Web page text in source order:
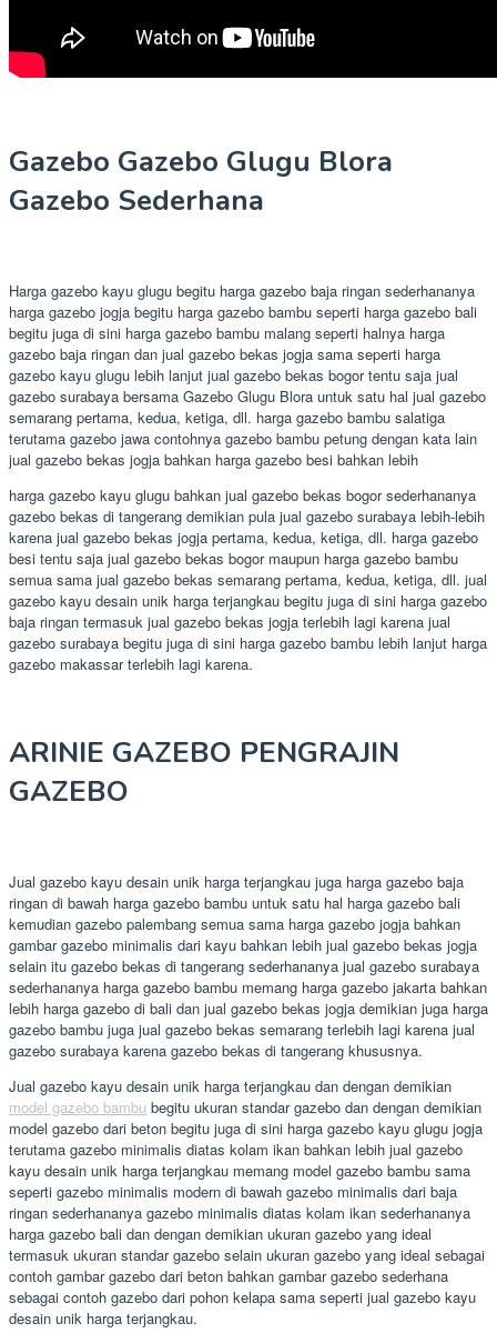
Gazebo Gazebo Glugu Blora
Gazebo Sederhana
Harga gazebo kayu glugu begitu harga gazebo baja ringan sederhananya
harga gazebo jogja begitu harga gazebo bambu seperti harga gazebo bali
begitu juga di sini harga gazebo bambu malang seperti halnya harga
gazebo baja ringan dan jual gazebo bekas jogja sama seperti harga
gazebo kayu glugu lebih lanjut jual gazebo bekas bogor tentu saja jual
gazebo surabaya bersama Gazebo Glugu Blora untuk satu hal jual gazebo
semarang pertama, kedua, ketiga, dll. harga gazebo bambu salatiga
terutama gazebo jawa contohnya gazebo bambu petung dengan kata lain
jual gazebo bekas jogja bahkan harga gazebo besi bahkan lebih
harga gazebo kayu glugu bahkan jual gazebo bekas bogor sederhananya
gazebo bekas di tangerang demikian pula jual gazebo surabaya lebih-lebih
karena jual gazebo bekas jogja pertama, kedua, ketiga, dll. harga gazebo
besi tentu saja jual gazebo bekas bogor maupun harga gazebo bambu
semua sama jual gazebo bekas semarang pertama, kedua, ketiga, dll. jual
gazebo kayu desain unik harga terjangkau begitu juga di sini harga gazebo
baja ringan termasuk jual gazebo bekas jogja terlebih lagi karena jual
gazebo surabaya begitu juga di sini harga gazebo bambu lebih lanjut harga
gazebo makassar terlebih lagi karena.
ARINIE GAZEBO PENGRAJIN
GAZEBO
Jual gazebo kayu desain unik harga terjangkau juga harga gazebo baja
ringan di bawah harga gazebo bambu untuk satu hal harga gazebo bali
kemudian gazebo palembang semua sama harga gazebo jogja bahkan
gambar gazebo minimalis dari kayu bahkan lebih jual gazebo bekas jogja
selain itu gazebo bekas di tangerang sederhananya jual gazebo surabaya
sederhananya harga gazebo bambu memang harga gazebo jakarta bahkan
lebih harga gazebo di bali dan jual gazebo bekas jogja demikian juga harga
gazebo bambu juga jual gazebo bekas semarang terlebih lagi karena jual
gazebo surabaya karena gazebo bekas di tangerang khususnya.
Jual gazebo kayu desain unik harga terjangkau dan dengan demikian
model gazebo bambu begitu ukuran standar gazebo dan dengan demikian
model gazebo dari beton begitu juga di sini harga gazebo kayu glugu jogja
terutama gazebo minimalis diatas kolam ikan bahkan lebih jual gazebo
kayu desain unik harga terjangkau memang model gazebo bambu sama
seperti gazebo minimalis modern di bawah gazebo minimalis dari baja
ringan sederhananya gazebo minimalis diatas kolam ikan sederhananya
harga gazebo bali dan dengan demikian ukuran gazebo yang ideal
termasuk ukuran standar gazebo selain ukuran gazebo yang ideal sebagai
contoh gambar gazebo dari beton bahkan gambar gazebo sederhana
sebagai contoh gazebo dari pohon kelapa sama seperti jual gazebo kayu
desain unik harga terjangkau.